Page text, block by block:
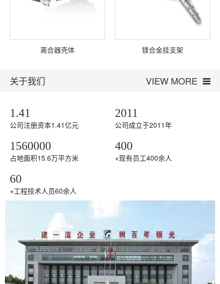
离合器壳体 镁合金挂支架
关于我们 VIEW MORE
1.41
公司注册资本1.41亿元
2011
公司成立于2011年
1560000
占地面积15.6万平方米
400
+现有员工400余人
60
+工程技术人员60余人